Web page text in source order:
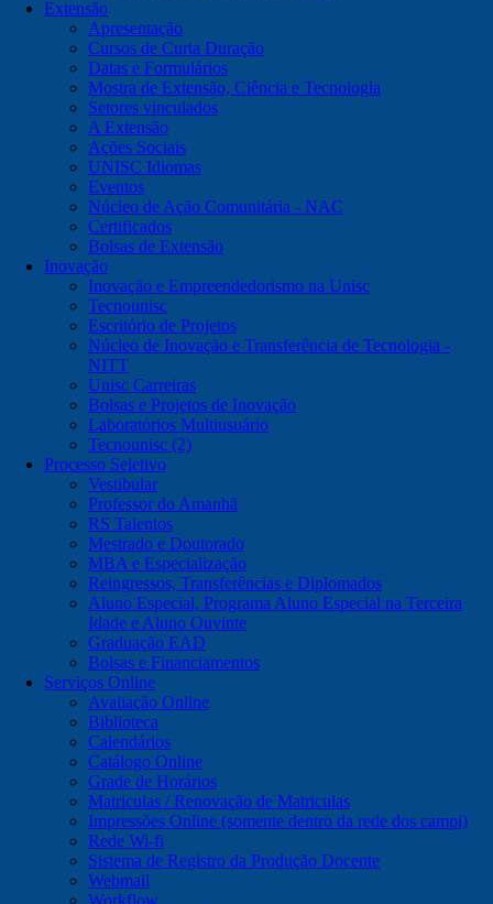
Extensão
Apresentação
Cursos de Curta Duração
Datas e Formulários
Mostra de Extensão, Ciência e Tecnologia
Setores vinculados
A Extensão
Ações Sociais
UNISC Idiomas
Eventos
Núcleo de Ação Comunitária - NAC
Certificados
Bolsas de Extensão
Inovação
Inovação e Empreendedorismo na Unisc
Tecnounisc
Escritório de Projetos
Núcleo de Inovação e Transferência de Tecnologia -
NITT
Unisc Carreiras
Bolsas e Projetos de Inovação
Laboratórios Multiusuário
Tecnounisc (2)
Processo Seletivo
Vestibular
Professor do Amanhã
RS Talentos
Mestrado e Doutorado
MBA e Especialização
Reingressos, Transferências e Diplomados
Aluno Especial, Programa Aluno Especial na Terceira
Idade e Aluno Ouvinte
Graduação EAD
Bolsas e Financiamentos
Serviços Online
Avaliação Online
Biblioteca
Calendários
Catálogo Online
Grade de Horários
Matriculas / Renovação de Matriculas
Impressões Online (somente dentro da rede dos campi)
Rede Wi-fi
Sistema de Registro da Produção Docente
Webmail